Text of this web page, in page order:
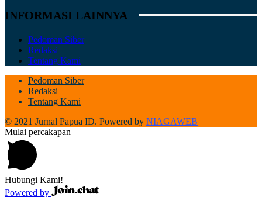
INFORMASI LAINNYA
Pedoman Siber
Redaksi
Tentang Kami
Pedoman Siber
Redaksi
Tentang Kami
© 2021 Jurnal Papua ID. Powered by NIAGAWEB
Mulai percakapan
Hubungi Kami!
Powered by